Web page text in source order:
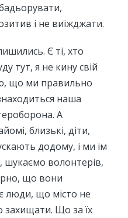
і не виїжджати.
Є ті, хто
тут, я не кину свій
що ми правильно
наша
А
близькі, діти,
додому, і ми їм
шукаємо волонтерів,
що вони
люди, що місто не
захищати. Що за їх